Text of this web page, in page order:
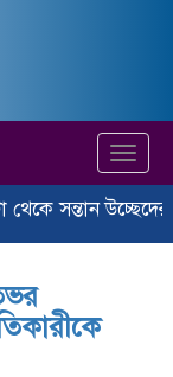
সন্তান উচ্ছেদের